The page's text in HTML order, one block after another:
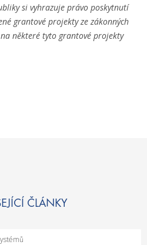
si vyhrazuje právo poskytnutí
grantové projekty ze zákonných
některé tyto grantové projekty
ČLÁNKY